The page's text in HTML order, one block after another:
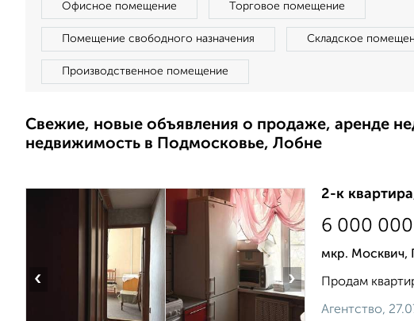
Офисное помещение Торговое помещение
Помещение свободного назначения Складское
Производственное помещение
Свежие, новые объявления о продаже, аренде
недвижимость в Подмосковье, Лобне
‹ ›
2-к
6 000 000
мкр. Москвич,
Продам
Агентство,